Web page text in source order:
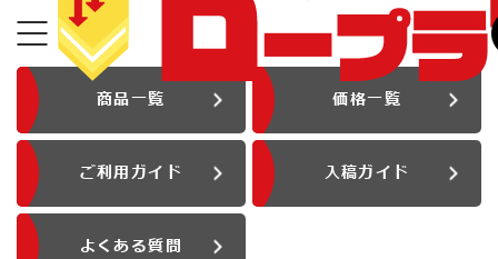
商品一覧 価格一覧
ご利用ガイド 入稿ガイド
よくある質問